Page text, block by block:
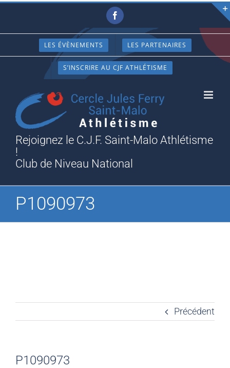
Passer
contenu
Facebook
LES ÉVÈNEMENTS LES PARTENAIRES
S’INSCRIRE AU CJF ATHLÉTISME
Rejoignez le C.J.F. Saint-Malo Athlétisme
!
Club de Niveau National
P1090973
Précédent
P1090973